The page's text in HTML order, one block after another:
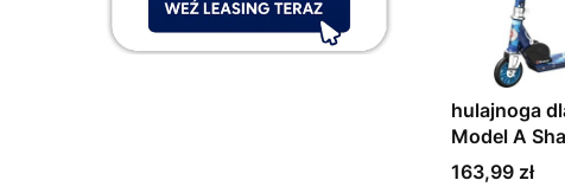
hulajnoga
Model A
13010345
Cena
163,99 zł